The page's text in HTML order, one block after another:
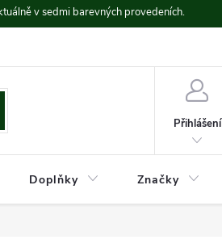
v sedmi barevných provedeních.
Přihlášení
Doplňky Značky